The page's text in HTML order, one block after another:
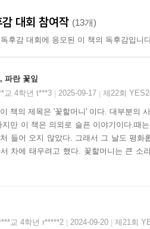
이들을 뜻밖으로 '위안부'할머니
작품은 초등학교 중학년 이상 어린
배나 양민학살, 일본군 '위안부'
내는 경향을 보입니다. 자연스러
합니다. 일본군 '위안부'문제의
점입니다. 그 점을 분명히 해 줄
심적 일본인들을 포함한 인류 전
꽃 할머니』는 바로 그러한 시각으
대회 참여작 (13개)
후감 대회에 응모된 이 책의 독후감입니
파란 꽃잎
교 4학년 t***3
2025-09-17 제22회
책의 제목은 '꽃할머니' 이다. 대부분의
지만 이 책은 의외로 슬픈 이야기이다.때
들어 오지 않았다. 그래서 그 날도 평
차에 태우려고 했다. 꽃할머니는 큰 소
교 4학년 r*****2
2024-09-20 제21회